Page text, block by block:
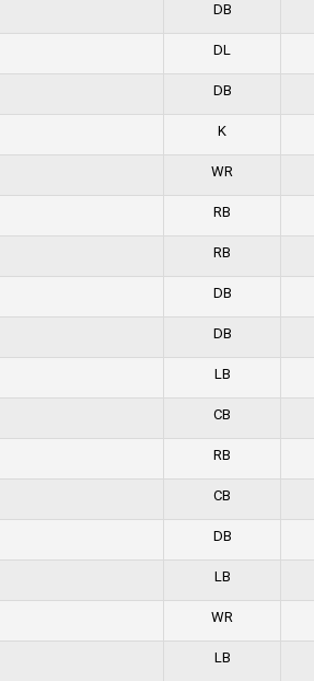
DB
DL
DB
K
WR
RB
RB
DB
DB
LB
CB
RB
CB
DB
LB
WR
LB